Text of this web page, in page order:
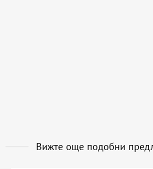
Вижте още подобни